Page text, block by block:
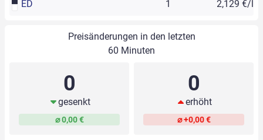
ED 1 2,129 €/l
Preisänderungen in den letzten
60 Minuten
0
gesenkt
⌀ 0,00 €
0
erhöht
⌀ +0,00 €